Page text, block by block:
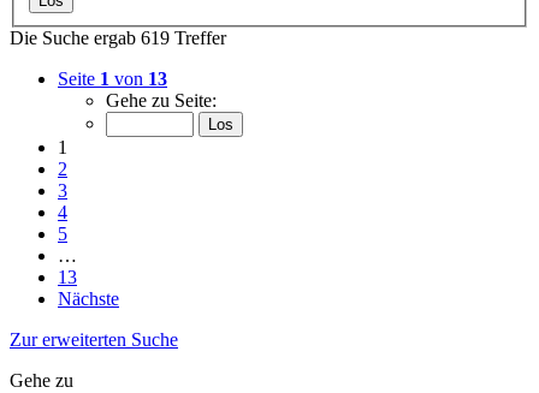
Die Suche ergab 619 Treffer
Seite 1 von 13
Gehe zu Seite:
1
2
3
4
5
…
13
Nächste
Zur erweiterten Suche
Gehe zu